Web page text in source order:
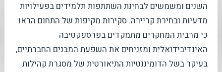
השנים ומשמשים לבחינת השתתפות תלמידים בפעילויות
מדעיות ובחירת קריירה. סקירות מקיפות של התחום הראו
כי מרבית המחקרים מתמקדים בפרספקטיבה
האינדיבידואלית ומזניחים את השפעת המבנים החברתיים,
בעיקר בשל הדומיננטיות התיאורטית של מסגרת קהילות